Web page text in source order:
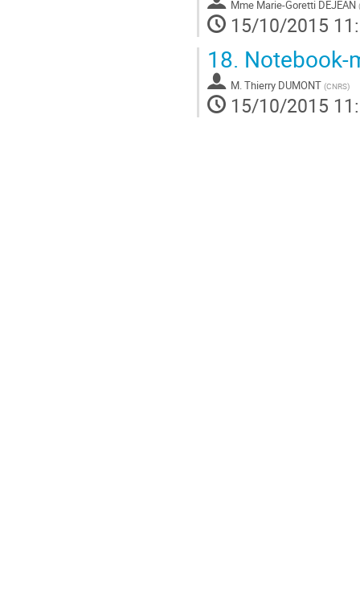
Mme Marie-Goretti DEJEAN (
15/10/2015
18. Notebook-
M.Thierry DUMONT (CNRS)
15/10/2015